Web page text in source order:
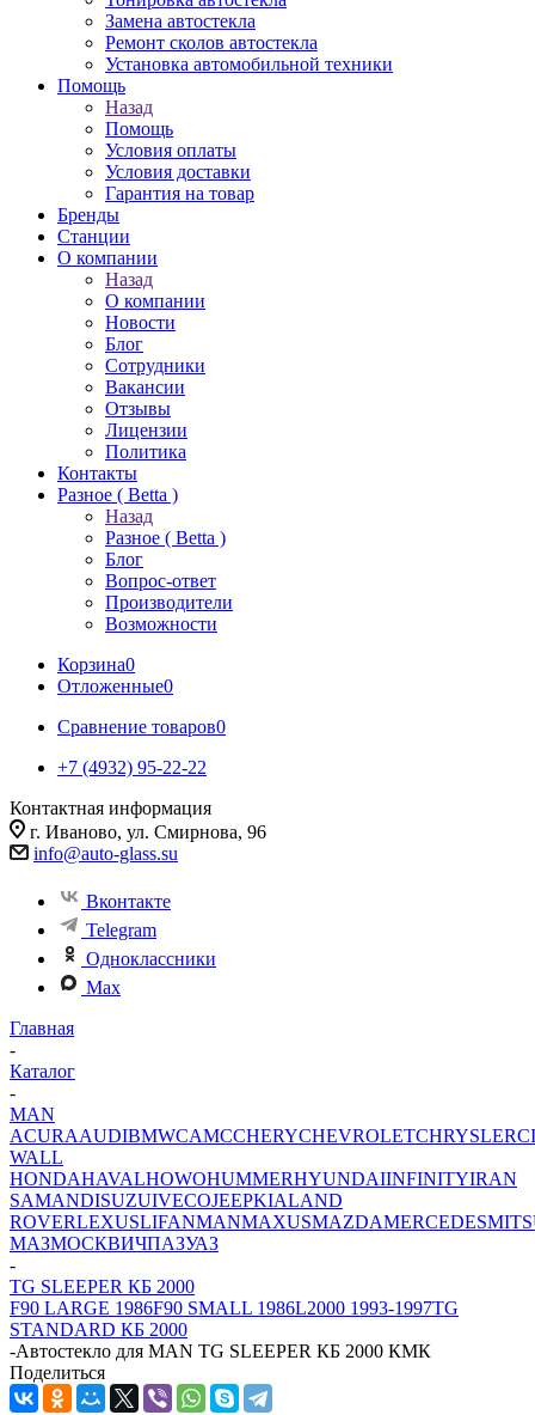
Замена автостекла
Ремонт сколов автостекла
Установка автомобильной техники
Помощь
Назад
Помощь
Условия оплаты
Условия доставки
Гарантия на товар
Бренды
Станции
О компании
Назад
О компании
Новости
Блог
Сотрудники
Вакансии
Отзывы
Лицензии
Политика
Контакты
Разное ( Betta )
Назад
Разное ( Betta )
Блог
Вопрос-ответ
Производители
Возможности
Корзина0
Отложенные0
Сравнение товаров0
+7 (4932) 95-22-22
Контактная информация
г. Иваново, ул. Смирнова, 96
info@auto-glass.su
Вконтакте
Telegram
Одноклассники
Max
Главная
-
Каталог
-
MAN
ACURAAUDIBMWCAMCCHERYCHEVROLETCHRYSLER
WALL
HONDAHAVALHOWOHUMMERHYUNDAIINFINITYIRAN
SAMANDISUZUIVECOJEEPKIALAND
ROVERLEXUSLIFANMANMAXUSMAZDAMERCEDES
МАЗМОСКВИЧПАЗУАЗ
-
TG SLEEPER КБ 2000
F90 LARGE 1986F90 SMALL 1986L2000 1993-1997TG
STANDARD КБ 2000
-Автостекло для MAN TG SLEEPER КБ 2000 КМК
Поделиться